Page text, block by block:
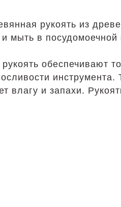
рукоять из
и мыть в
обеспечивают
влагу и запахи.